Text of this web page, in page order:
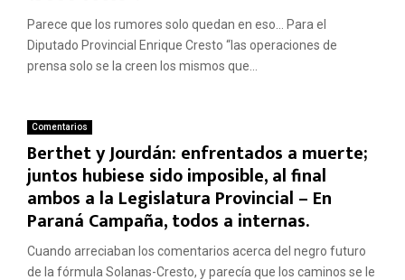
Parece que los rumores solo quedan en eso… Para el
Diputado Provincial Enrique Cresto “las operaciones de
prensa solo se la creen los mismos que...
Comentarios
Berthet y Jourdán: enfrentados a muerte;
juntos hubiese sido imposible, al final
ambos a la Legislatura Provincial – En
Paraná Campaña, todos a internas.
Cuando arreciaban los comentarios acerca del negro futuro
de la fórmula Solanas-Cresto, y parecía que los caminos se le